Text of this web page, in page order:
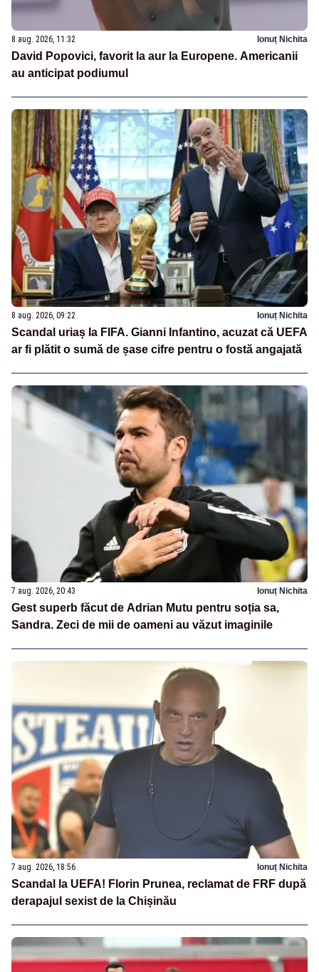
8 aug. 2026, 11:32 Ionuț Nichita
David Popovici, favorit la aur la Europene. Americanii
au anticipat podiumul
8 aug. 2026, 09:22 Ionuț Nichita
Scandal uriaș la FIFA. Gianni Infantino, acuzat că UEFA
ar fi plătit o sumă de șase cifre pentru o fostă angajată
7 aug. 2026, 20:43 Ionuț Nichita
Gest superb făcut de Adrian Mutu pentru soția sa,
Sandra. Zeci de mii de oameni au văzut imaginile
7 aug. 2026, 18:56 Ionuț Nichita
Scandal la UEFA! Florin Prunea, reclamat de FRF după
derapajul sexist de la Chișinău